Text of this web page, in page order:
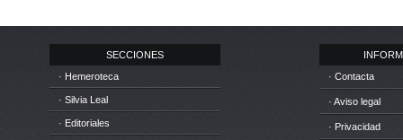
SECCIONES
· Hemeroteca
· Silvia Leal
· Editoriales
· Contacta
· Aviso legal
· Privacidad